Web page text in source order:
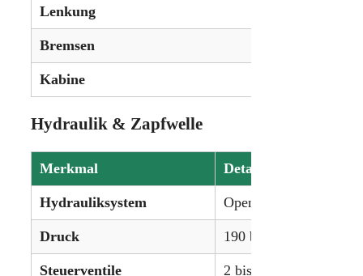
Lenkung
Bremsen
Kabine
Hydraulik & Zapfwelle
Merkmal Details
Hydrauliksystem Open Center (Load-
Druck 190 bar (2756 psi)
Steuerventile 2 bis 4